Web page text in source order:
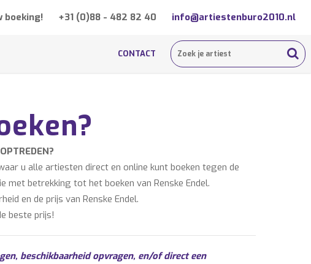
boeking! +31 (0)88 - 482 82 40 info@artiestenburo2010.nl
CONTACT
u alle artiesten direct en online kunt boeken tegen de
met betrekking tot het boeken van Renske Endel.
en de prijs van Renske Endel.
beste prijs!
beschikbaarheid opvragen, en/of direct een